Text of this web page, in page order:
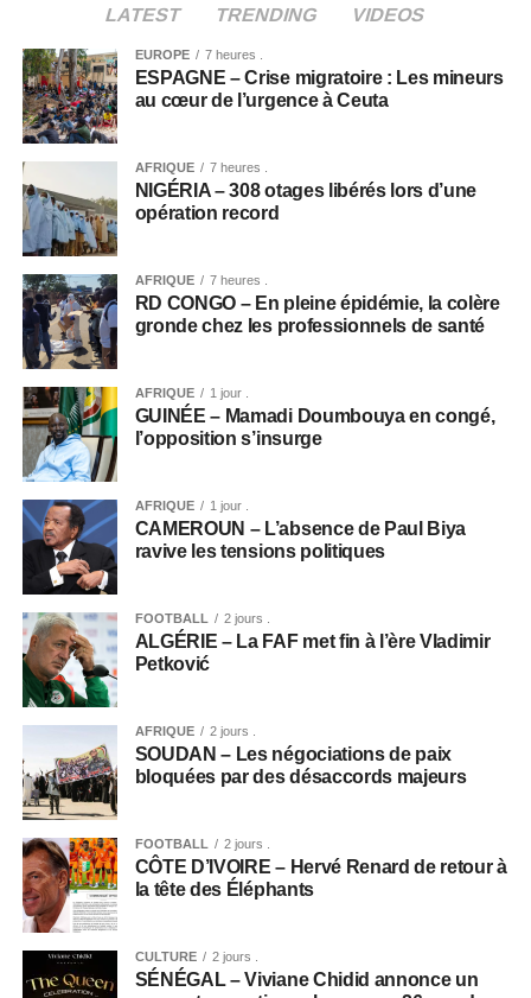
LATEST TRENDING VIDEOS
EUROPE 7 heures .
ESPAGNE – Crise migratoire : Les mineurs
au cœur de l’urgence à Ceuta
AFRIQUE 7 heures .
NIGÉRIA – 308 otages libérés lors d’une
opération record
AFRIQUE 7 heures .
RD CONGO – En pleine épidémie, la colère
gronde chez les professionnels de santé
AFRIQUE 1 jour .
GUINÉE – Mamadi Doumbouya en congé,
l’opposition s’insurge
AFRIQUE 1 jour .
CAMEROUN – L’absence de Paul Biya
ravive les tensions politiques
FOOTBALL 2 jours .
ALGÉRIE – La FAF met fin à l’ère Vladimir
Petković
AFRIQUE 2 jours .
SOUDAN – Les négociations de paix
bloquées par des désaccords majeurs
FOOTBALL 2 jours .
CÔTE D’IVOIRE – Hervé Renard de retour à
la tête des Éléphants
CULTURE 2 jours .
SÉNÉGAL – Viviane Chidid annonce un